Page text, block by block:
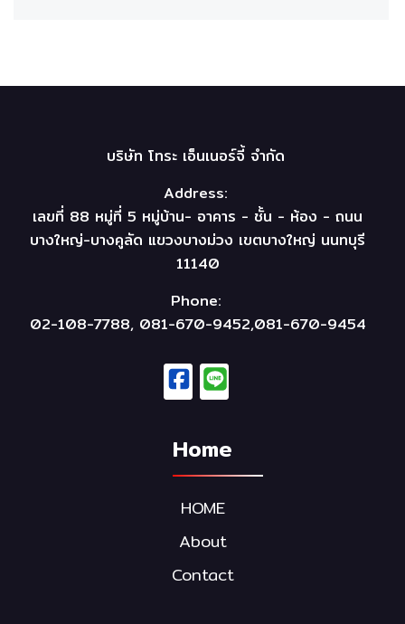
บริษัท โทระ เอ็นเนอร์จี้ จำกัด
Address:
เลขที่ 88 หมู่ที่ 5 หมู่บ้าน- อาคาร - ชั้น - ห้อง - ถนน
บางใหญ่-บางคูลัด แขวงบางม่วง เขตบางใหญ่ นนทบุรี
11140
Phone:
02-108-7788, 081-670-9452,081-670-9454
Home
HOME
About
Contact